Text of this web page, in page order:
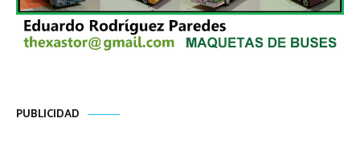
PUBLICIDAD